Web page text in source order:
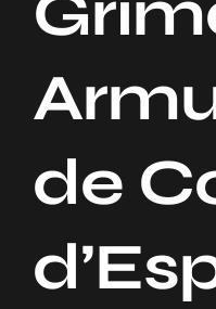
Nos Services
Nos Projets
Contact
de